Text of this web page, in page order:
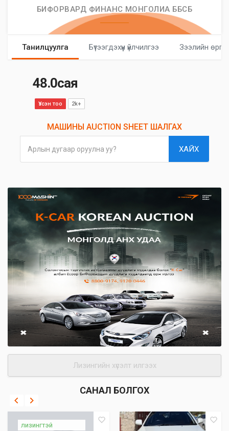
БИФОРВАРД ФИНАНС МОНГОЛИА ББСБ
Танилцуулга Бүтээгдэхүүн үйлчилгээ Зээлийн
48.0сая
Үзсэн тоо 2k+
МАШИНЫ AUCTION SHEET ШАЛГАХ
Арлын дугаар оруулна уу? ХАЙХ
Лизингийн хүсэлт илгээх
САНАЛ БОЛГОХ
лизингтэй